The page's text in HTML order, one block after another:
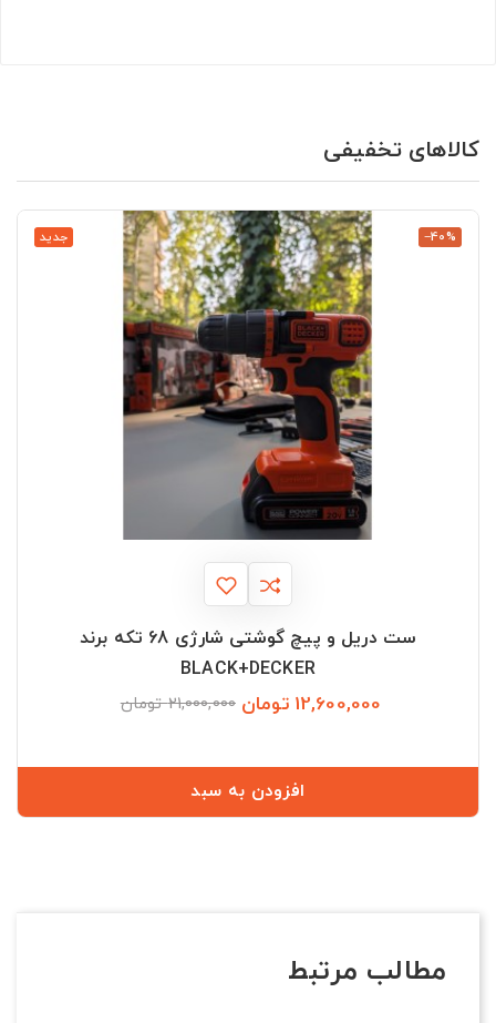
کالاهای تخفیفی
جدید ‎−40%
ست دریل و پیچ گوشتی شارژی 68 تکه برند
BLACK+DECKER
12,600,000 تومان 21,000,000 تومان
افزودن به سبد
مطالب مرتبط